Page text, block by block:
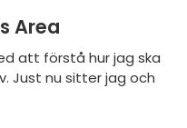
Area
att förstå hur jag ska
Just nu sitter jag och